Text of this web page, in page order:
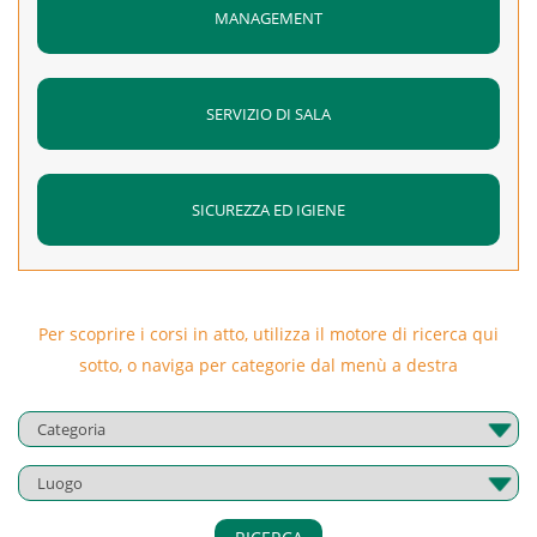
MANAGEMENT
SERVIZIO DI SALA
SICUREZZA ED IGIENE
Per scoprire i corsi in atto, utilizza il motore di ricerca qui
sotto, o naviga per categorie dal menù a destra